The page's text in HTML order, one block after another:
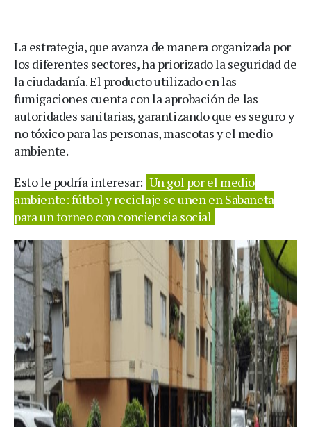
La estrategia, que avanza de manera organizada por
los diferentes sectores, ha priorizado la seguridad de
la ciudadanía. El producto utilizado en las
fumigaciones cuenta con la aprobación de las
autoridades sanitarias, garantizando que es seguro y
no tóxico para las personas, mascotas y el medio
ambiente.
Esto le podría interesar: Un gol por el medio
ambiente: fútbol y reciclaje se unen en Sabaneta
para un torneo con conciencia social